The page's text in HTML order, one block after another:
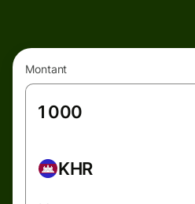
Montant
KHR